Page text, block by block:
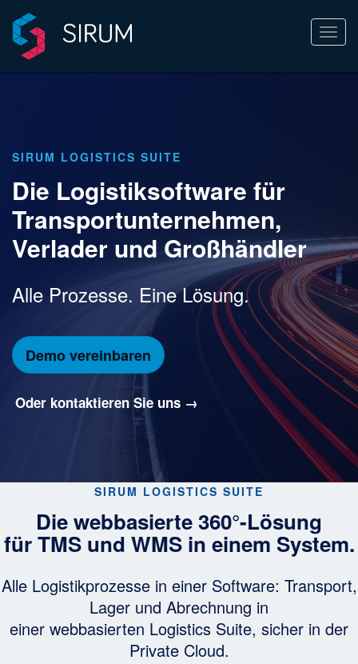
ein-/
SIRUM LOGISTICS SUITE
Die Logistiksoftware für
Transportunternehmen,
Verlader und Großhändler
Alle Prozesse. Eine Lösung.
Demo vereinbaren
Oder kontaktieren Sie uns →
SIRUM LOGISTICS SUITE
Die webbasierte 360°-Lösung
für TMS und WMS in einem System.
Alle Logistikprozesse in einer Software: Transport,
Lager und Abrechnung in
einer webbasierten Logistics Suite, sicher in der
Private Cloud.